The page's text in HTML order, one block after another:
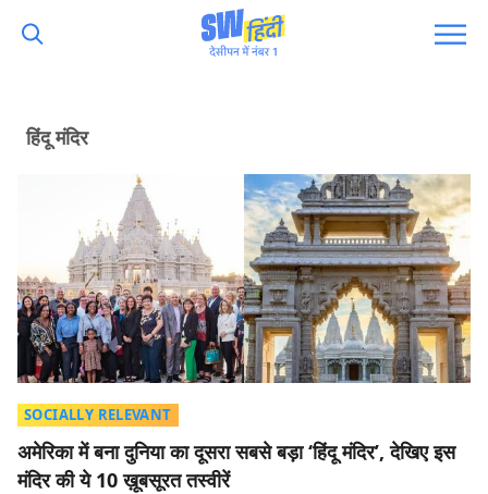
हिंदू मंदिर
SOCIALLY RELEVANT
अमेरिका में बना दुनिया का दूसरा सबसे बड़ा ‘हिंदू मंदिर’, देखिए इस
मंदिर की ये 10 ख़ूबसूरत तस्वीरें